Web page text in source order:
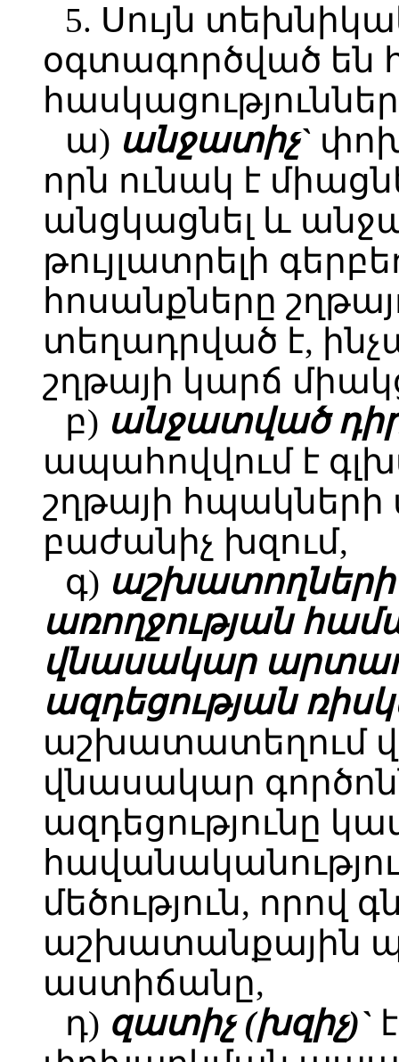
5. Սույն
օգտագործված են
ա) անջատիչ`
որն ունակ է
անցկացնել և
թույլատրելի
հոսանքները
տեղադրված է,
շղթայի կարճ
բ) անջատված
ապահովվում է
շղթայի
բաժանիչ խզում,
գ) աշխատողների
առողջության
վնասակար
ազդեցության
աշխատատեղում
վնասակար
ազդեցությունը
մեծություն, որով
աշխատանքային
աստիճանը,
դ) զատիչ (խզիչ)`